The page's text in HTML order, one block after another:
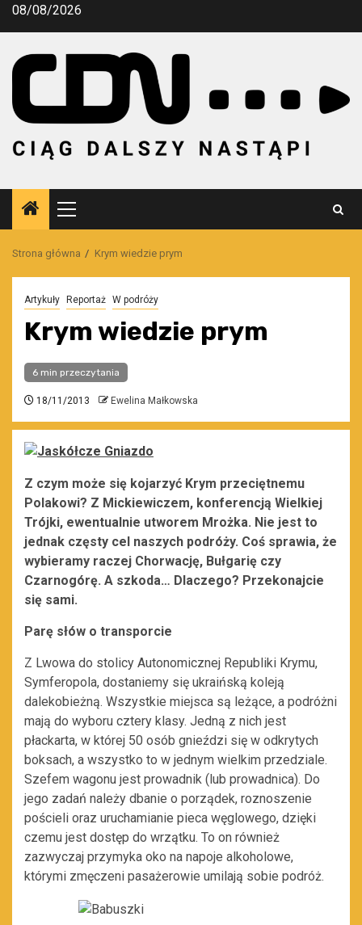
Przejdź
08/08/2026
Menu
główne
Strona główna Krym wiedzie prym
Artykuły Reportaż W podróży
Krym wiedzie prym
6 min przeczytania
18/11/2013 Ewelina Małkowska
Z czym może się kojarzyć Krym przeciętnemu
Polakowi? Z Mickiewiczem, konferencją Wielkiej
Trójki, ewentualnie utworem Mrożka. Nie jest to
jednak częsty cel naszych podróży. Coś sprawia, że
wybieramy raczej Chorwację, Bułgarię czy
Czarnogórę. A szkoda… Dlaczego? Przekonajcie
się sami.
Parę słów o transporcie
Z Lwowa do stolicy Autonomicznej Republiki Krymu,
Symferopola, dostaniemy się ukraińską koleją
dalekobieżną. Wszystkie miejsca są leżące, a podróżni
mają do wyboru cztery klasy. Jedną z nich jest
płackarta, w której 50 osób gnieździ się w odkrytych
boksach, a wszystko to w jednym wielkim przedziale.
Szefem wagonu jest prowadnik (lub prowadnica). Do
jego zadań należy dbanie o porządek, roznoszenie
pościeli oraz uruchamianie pieca węglowego, dzięki
czemu jest dostęp do wrzątku. To on również
zazwyczaj przymyka oko na napoje alkoholowe,
którymi zmęczeni pasażerowie umilają sobie podróż.